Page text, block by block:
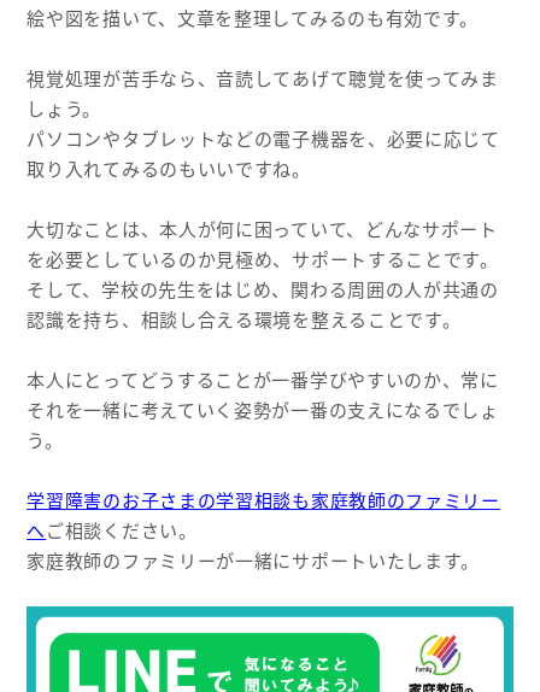
絵や図を描いて、文章を整理してみるのも有効です。
視覚処理が苦手なら、音読してあげて聴覚を使ってみま
しょう。
パソコンやタブレットなどの電子機器を、必要に応じて
取り入れてみるのもいいですね。
大切なことは、本人が何に困っていて、どんなサポート
を必要としているのか見極め、サポートすることです。
そして、学校の先生をはじめ、関わる周囲の人が共通の
認識を持ち、相談し合える環境を整えることです。
本人にとってどうすることが一番学びやすいのか、常に
それを一緒に考えていく姿勢が一番の支えになるでしょ
う。
学習障害のお子さまの学習相談も家庭教師のファミリー
へ ご相談ください。
家庭教師のファミリーが一緒にサポートいたします。